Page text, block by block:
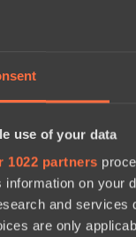
use of your data
1022 partners
information on your
and services
are only